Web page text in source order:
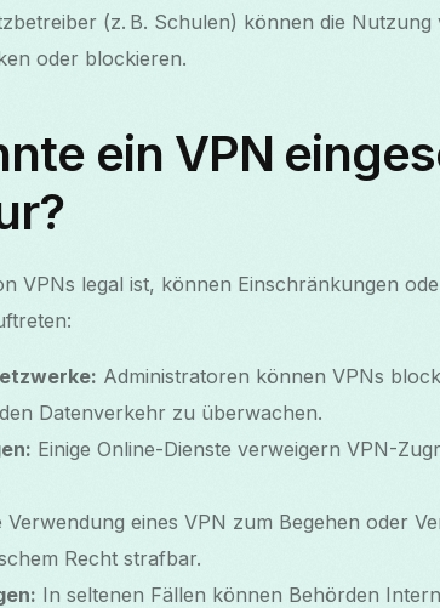
(z. B. Schulen) können die
oder blockieren.
ein VPN
VPNs legal ist, können Einschränkungen
Administratoren können VPNs
Datenverkehr zu überwachen.
Einige Online-Dienste verweigern VPN-
eines VPN zum Begehen oder
Recht strafbar.
In seltenen Fällen können Behörden